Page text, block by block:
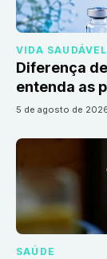
VIDA SAUDÁVEL
Diferença
entenda as
5 de agosto de
SAÚDE